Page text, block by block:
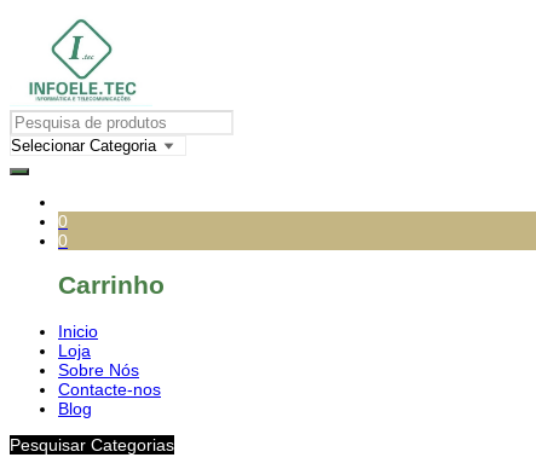
0
0
Carrinho
Inicio
Loja
Sobre Nós
Contacte-nos
Blog
Pesquisar Categorias